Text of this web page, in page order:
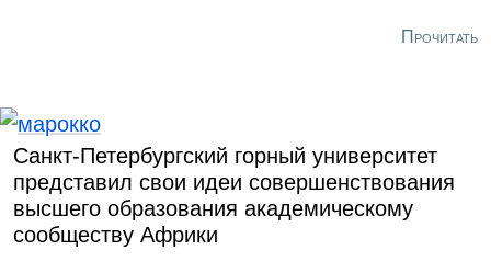
эгидой ЮНЕСКО. С мая их участники проходилиПрочитать
Санкт-Петербургский горный университет
представил свои идеи совершенствования
высшего образования академическому
сообществу Африки